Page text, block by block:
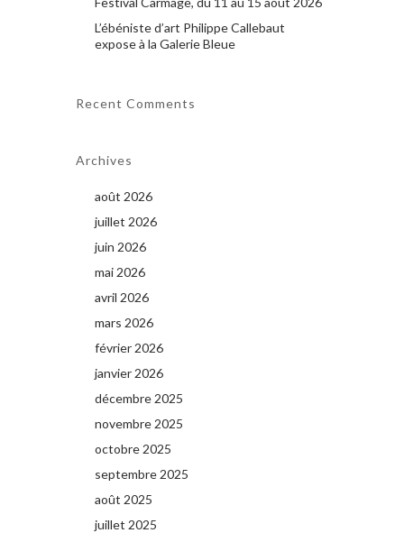
L’ébéniste d’art Philippe Callebaut
expose à la Galerie Bleue
Recent Comments
Archives
août 2026
juillet 2026
juin 2026
mai 2026
avril 2026
mars 2026
février 2026
janvier 2026
décembre 2025
novembre 2025
octobre 2025
septembre 2025
août 2025
juillet 2025